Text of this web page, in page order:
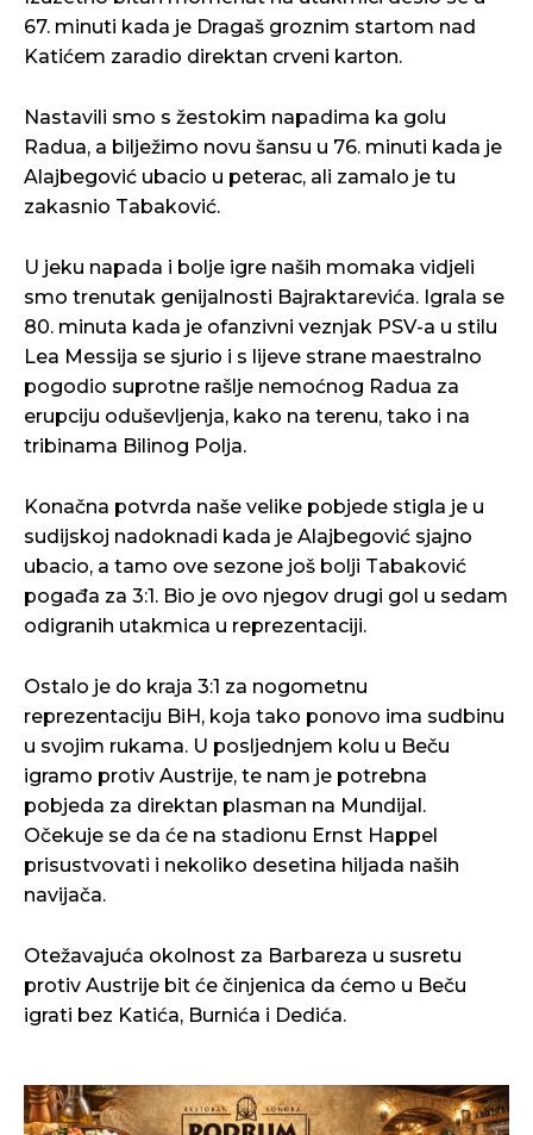
67. minuti kada je Dragaš groznim startom nad
Katićem zaradio direktan crveni karton.
Nastavili smo s žestokim napadima ka golu
Radua, a bilježimo novu šansu u 76. minuti kada je
Alajbegović ubacio u peterac, ali zamalo je tu
zakasnio Tabaković.
U jeku napada i bolje igre naših momaka vidjeli
smo trenutak genijalnosti Bajraktarevića. Igrala se
80. minuta kada je ofanzivni veznjak PSV-a u stilu
Lea Messija se sjurio i s lijeve strane maestralno
pogodio suprotne rašlje nemoćnog Radua za
erupciju oduševljenja, kako na terenu, tako i na
tribinama Bilinog Polja.
Konačna potvrda naše velike pobjede stigla je u
sudijskoj nadoknadi kada je Alajbegović sjajno
ubacio, a tamo ove sezone još bolji Tabaković
pogađa za 3:1. Bio je ovo njegov drugi gol u sedam
odigranih utakmica u reprezentaciji.
Ostalo je do kraja 3:1 za nogometnu
reprezentaciju BiH, koja tako ponovo ima sudbinu
u svojim rukama. U posljednjem kolu u Beču
igramo protiv Austrije, te nam je potrebna
pobjeda za direktan plasman na Mundijal.
Očekuje se da će na stadionu Ernst Happel
prisustvovati i nekoliko desetina hiljada naših
navijača.
Otežavajuća okolnost za Barbareza u susretu
protiv Austrije bit će činjenica da ćemo u Beču
igrati bez Katića, Burnića i Dedića.